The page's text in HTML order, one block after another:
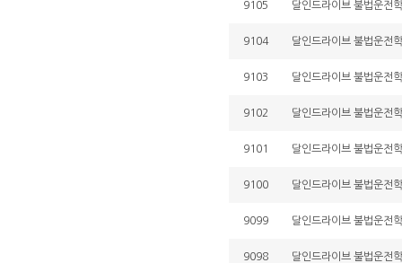
9105 달인드라이브 불법운전
9104 달인드라이브 불법운전
9103 달인드라이브 불법운전
9102 달인드라이브 불법운전
9101 달인드라이브 불법운전
9100 달인드라이브 불법운전
9099 달인드라이브 불법운전
9098 달인드라이브 불법운전